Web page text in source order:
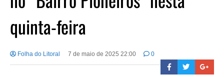
quinta-feira
Folha do Litoral 7 de maio de 2025 22:00 0